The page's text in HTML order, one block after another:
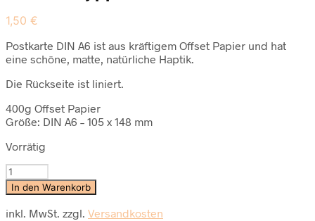
1,50 €
Postkarte DIN A6 ist aus kräftigem Offset Papier und hat
eine schöne, matte, natürliche Haptik.
Die Rückseite ist liniert.
400g Offset Papier
Größe: DIN A6 – 105 x 148 mm
Vorrätig
Postkarte
jippieh
Menge
In den Warenkorb
inkl. MwSt. zzgl. Versandkosten